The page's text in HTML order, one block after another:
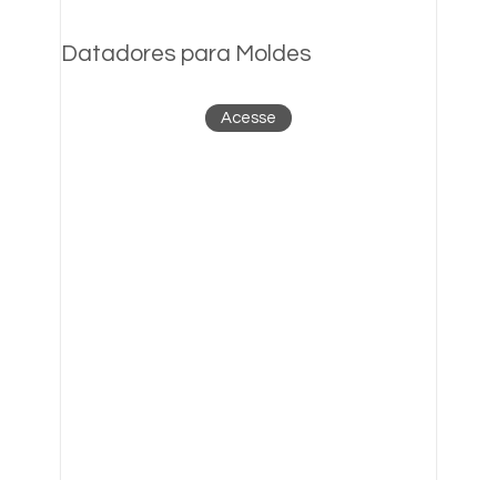
Datadores para Moldes
Acesse